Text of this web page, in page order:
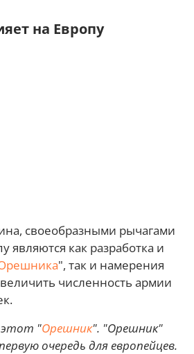
на Европу
своеобразными рычагами
являются как разработка и
", так и намерения
численность армии
"Орешник". "Орешник"
очередь для европейцев.